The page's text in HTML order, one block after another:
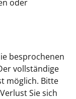
oder
besprochenen
vollständige
möglich. Bitte
Sie sich